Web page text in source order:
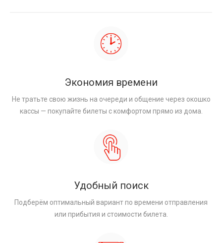
Экономия времени
Не тратьте свою жизнь на очереди и общение через окошко
кассы — покупайте билеты с комфортом прямо из дома.
Удобный поиск
Подберём оптимальный вариант по времени отправления
или прибытия и стоимости билета.